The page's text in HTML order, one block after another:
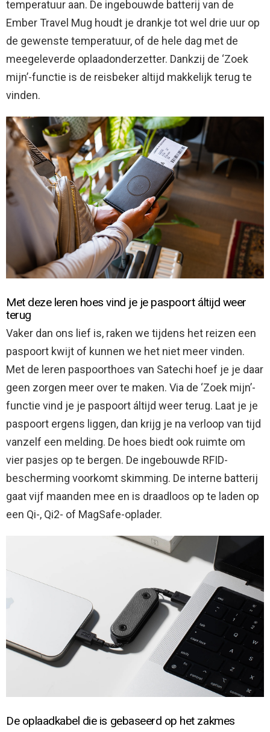
temperatuur aan. De ingebouwde batterij van de
Ember Travel Mug houdt je drankje tot wel drie uur op
de gewenste temperatuur, of de hele dag met de
meegeleverde oplaadonderzetter. Dankzij de ‘Zoek
mijn’-functie is de reisbeker altijd makkelijk terug te
vinden.
Met deze leren hoes vind je je paspoort áltijd weer
terug
Vaker dan ons lief is, raken we tijdens het reizen een
paspoort kwijt of kunnen we het niet meer vinden.
Met de leren paspoorthoes van Satechi hoef je je daar
geen zorgen meer over te maken. Via de ‘Zoek mijn’-
functie vind je je paspoort áltijd weer terug. Laat je je
paspoort ergens liggen, dan krijg je na verloop van tijd
vanzelf een melding. De hoes biedt ook ruimte om
vier pasjes op te bergen. De ingebouwde RFID-
bescherming voorkomt skimming. De interne batterij
gaat vijf maanden mee en is draadloos op te laden op
een Qi-, Qi2- of MagSafe-oplader.
De oplaadkabel die is gebaseerd op het zakmes